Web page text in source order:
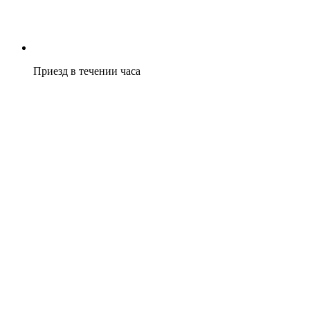
Приезд в течении часа